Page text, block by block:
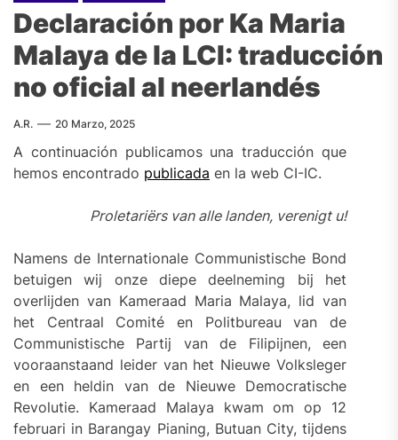
Declaración por Ka Maria
Malaya de la LCI: traducción
no oficial al neerlandés
A.R. 20 Marzo, 2025
A continuación publicamos una traducción que
hemos encontrado publicada en la web CI-IC.
Proletariërs van alle landen, verenigt u!
Namens de Internationale Communistische Bond
betuigen wij onze diepe deelneming bij het
overlijden van Kameraad Maria Malaya, lid van
het Centraal Comité en Politbureau van de
Communistische Partij van de Filipijnen, een
vooraanstaand leider van het Nieuwe Volksleger
en een heldin van de Nieuwe Democratische
Revolutie. Kameraad Malaya kwam om op 12
februari in Barangay Pianing, Butuan City, tijdens